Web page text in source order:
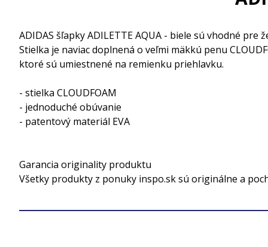
ADIDAS šľapky ADILETTE AQUA - biele sú vhodné
Stielka je naviac doplnená o veľmi mäkkú penu
ktoré sú umiestnené na remienku priehlavku.
- stielka CLOUDFOAM
- jednoduché obúvanie
- patentový materiál EVA
Garancia originality produktu
Všetky produkty z ponuky inspo.sk sú originálne a